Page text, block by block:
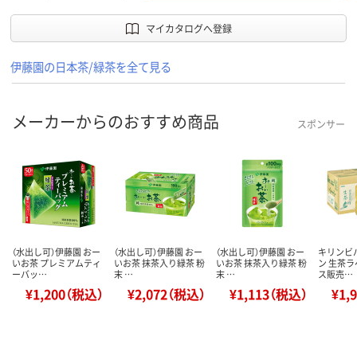
マイカタログへ登録
伊藤園の日本茶/緑茶を全て見る
メーカーからのおすすめ商品 スポンサー
（水出し可）伊藤園 おー
いお茶 プレミアムティ
ーバッ…
¥1,200（税込）
（水出し可）伊藤園 おー
いお茶 抹茶入り緑茶 粉
末 …
¥2,072（税込）
（水出し可）伊藤園 おー
いお茶 抹茶入り緑茶 粉
末 …
¥1,113（税込）
キリンビ
ン 生茶
ス販売…